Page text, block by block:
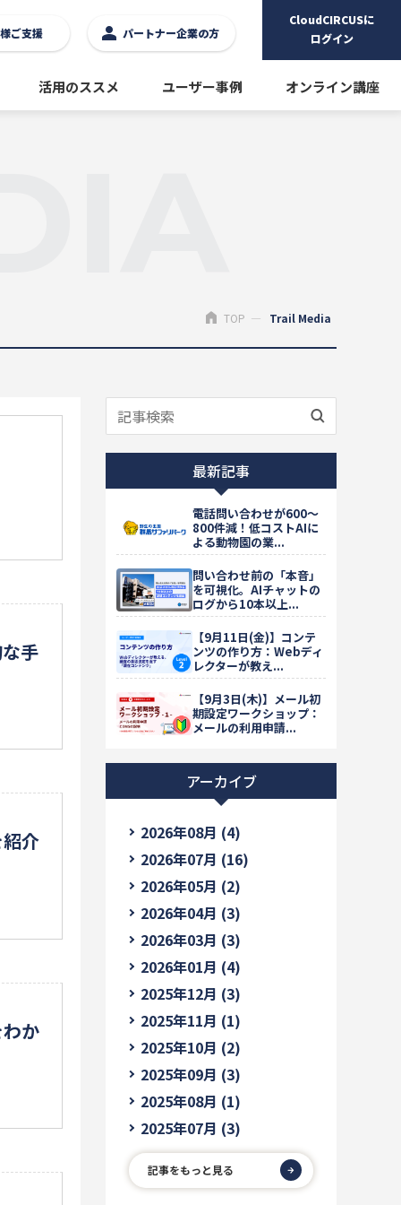
活用のススメ ユーザー事例 オンライン講座
ご支援 パートナー企業の方
CloudCIRCUSに
ログイン
TOP Trail Media
手
介
か
最新記事
電話問い合わせが600〜
800件減！低コストAIに
よる動物園の業...
問い合わせ前の「本音」
を可視化。AIチャットの
ログから10本以上...
【9月11日(金)】コンテ
ンツの作り方：Webディ
レクターが教え...
【9月3日(木)】メール初
期設定ワークショップ：
メールの利用申請...
アーカイブ
2026年08月 (4)
2026年07月 (16)
2026年05月 (2)
2026年04月 (3)
2026年03月 (3)
2026年01月 (4)
2025年12月 (3)
2025年11月 (1)
2025年10月 (2)
2025年09月 (3)
2025年08月 (1)
2025年07月 (3)
記事をもっと見る